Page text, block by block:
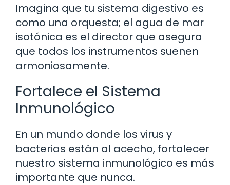
Imagina que tu sistema digestivo es
como una orquesta; el agua de mar
isotónica es el director que asegura
que todos los instrumentos suenen
armoniosamente.
Fortalece el Sistema
Inmunológico
En un mundo donde los virus y
bacterias están al acecho, fortalecer
nuestro sistema inmunológico es más
importante que nunca.